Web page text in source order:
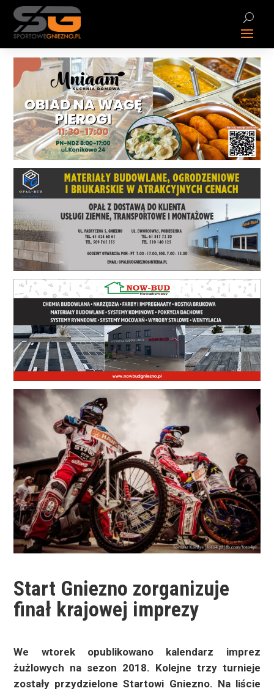
Start Gniezno zorganizuje
finał krajowej imprezy
We wtorek opublikowano kalendarz imprez
żużlowych na sezon 2018. Kolejne trzy turnieje
zostały przydzielone Startowi Gniezno. Na liście